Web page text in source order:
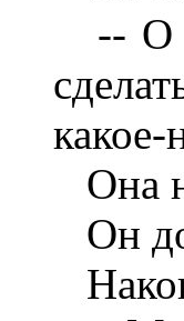
-- О
Она
Он